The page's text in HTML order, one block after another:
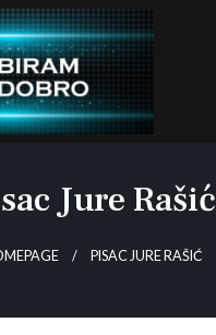
Jure Rašić
PISAC JURE RAŠIĆ